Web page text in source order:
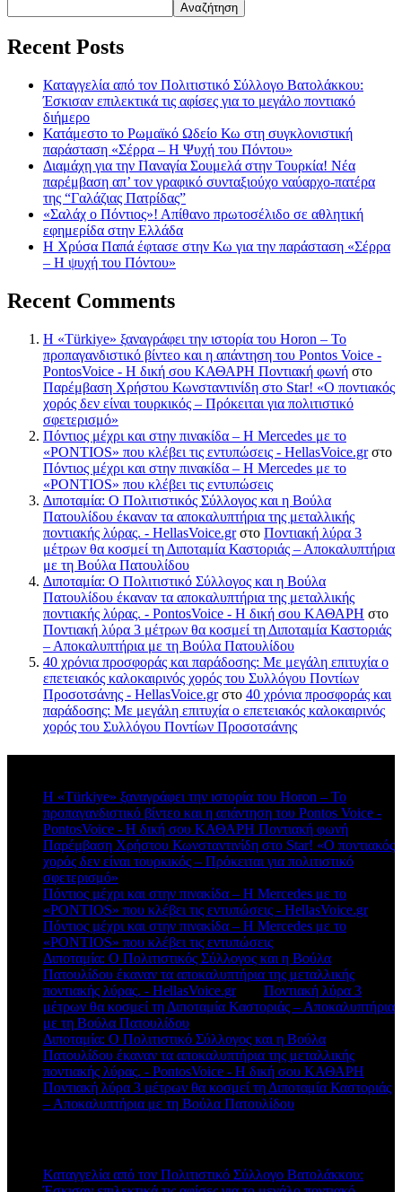
Αναζήτηση
Recent Posts
Καταγγελία από τον Πολιτιστικό Σύλλογο Βατολάκκου:
Έσκισαν επιλεκτικά τις αφίσες για το μεγάλο ποντιακό
διήμερο
Κατάμεστο το Ρωμαϊκό Ωδείο Κω στη συγκλονιστική
παράσταση «Σέρρα – Η Ψυχή του Πόντου»
Διαμάχη για την Παναγία Σουμελά στην Τουρκία! Νέα
παρέμβαση απ’ τον γραφικό συνταξιούχο ναύαρχο-πατέρα
της “Γαλάζιας Πατρίδας”
«Σαλάχ ο Πόντιος»! Απίθανο πρωτοσέλιδο σε αθλητική
εφημερίδα στην Ελλάδα
Η Χρύσα Παπά έφτασε στην Κω για την παράσταση «Σέρρα
– Η ψυχή του Πόντου»
Recent Comments
Η «Türkiye» ξαναγράφει την ιστορία του Horon – Το
προπαγανδιστικό βίντεο και η απάντηση του Pontos Voice -
PontosVoice - H δική σου ΚΑΘΑΡΗ Ποντιακή φωνή στο
Παρέμβαση Χρήστου Κωνσταντινίδη στο Star! «Ο ποντιακός
χορός δεν είναι τουρκικός – Πρόκειται για πολιτιστικό
σφετερισμό»
Πόντιος μέχρι και στην πινακίδα – Η Mercedes με το
«PONTIOS» που κλέβει τις εντυπώσεις - HellasVoice.grστο
Πόντιος μέχρι και στην πινακίδα – Η Mercedes με το
«PONTIOS» που κλέβει τις εντυπώσεις
Διποταμία: Ο Πολιτιστικός Σύλλογος και η Βούλα
Πατουλίδου έκαναν τα αποκαλυπτήρια της μεταλλικής
ποντιακής λύρας. - HellasVoice.grστο Ποντιακή λύρα 3
μέτρων θα κοσμεί τη Διποταμία Καστοριάς – Αποκαλυπτήρια
με τη Βούλα Πατουλίδου
Διποταμία: Ο Πολιτιστικό Σύλλογος και η Βούλα
Πατουλίδου έκαναν τα αποκαλυπτήρια της μεταλλικής
ποντιακής λύρας. - PontosVoice - H δική σου ΚΑΘΑΡΗ στο
Ποντιακή λύρα 3 μέτρων θα κοσμεί τη Διποταμία Καστοριάς
– Αποκαλυπτήρια με τη Βούλα Πατουλίδου
40 χρόνια προσφοράς και παράδοσης: Με μεγάλη επιτυχία ο
επετειακός καλοκαιρινός χορός του Συλλόγου Ποντίων
Προσοτσάνης - HellasVoice.grστο 40 χρόνια προσφοράς και
παράδοσης: Με μεγάλη επιτυχία ο επετειακός καλοκαιρινός
χορός του Συλλόγου Ποντίων Προσοτσάνης
Η «Türkiye» ξαναγράφει την ιστορία του Horon – Το
προπαγανδιστικό βίντεο και η απάντηση του Pontos Voice -
PontosVoice - H δική σου ΚΑΘΑΡΗ Ποντιακή φωνή
Παρέμβαση Χρήστου Κωνσταντινίδη στο Star! «Ο ποντιακός
χορός δεν είναι τουρκικός – Πρόκειται για πολιτιστικό
σφετερισμό»
Πόντιος μέχρι και στην πινακίδα – Η Mercedes με το
«PONTIOS» που κλέβει τις εντυπώσεις - HellasVoice.grστο
Πόντιος μέχρι και στην πινακίδα – Η Mercedes με το
«PONTIOS» που κλέβει τις εντυπώσεις
Διποταμία: Ο Πολιτιστικός Σύλλογος και η Βούλα
Πατουλίδου έκαναν τα αποκαλυπτήρια της μεταλλικής
ποντιακής λύρας. - HellasVoice.grστο Ποντιακή λύρα 3
μέτρων θα κοσμεί τη Διποταμία Καστοριάς – Αποκαλυπτήρια
με τη Βούλα Πατουλίδου
Διποταμία: Ο Πολιτιστικό Σύλλογος και η Βούλα
Πατουλίδου έκαναν τα αποκαλυπτήρια της μεταλλικής
ποντιακής λύρας. - PontosVoice - H δική σου ΚΑΘΑΡΗ
Ποντιακή λύρα 3 μέτρων θα κοσμεί τη Διποταμία Καστοριάς
– Αποκαλυπτήρια με τη Βούλα Πατουλίδου
Καταγγελία από τον Πολιτιστικό Σύλλογο Βατολάκκου: